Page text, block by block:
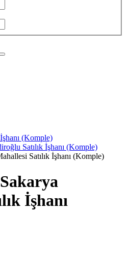
(Komple)
Satılık İşhanı (Komple)
Satılık İşhanı (Komple)
İşhanı